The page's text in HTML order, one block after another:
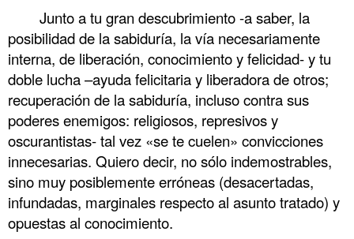
Junto a tu gran descubrimiento -a saber, la
posibilidad de la sabiduría, la vía necesariamente
interna, de liberación, conocimiento y felicidad- y tu
doble lucha –ayuda felicitaria y liberadora de otros;
recuperación de la sabiduría, incluso contra sus
poderes enemigos: religiosos, represivos y
oscurantistas- tal vez «se te cuelen» convicciones
innecesarias. Quiero decir, no sólo indemostrables,
sino muy posiblemente erróneas (desacertadas,
infundadas, marginales respecto al asunto tratado) y
opuestas al conocimiento.